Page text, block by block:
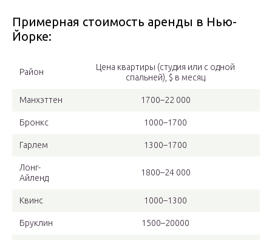
Примерная стоимость аренды в Нью-
Йорке:
Район
Цена квартиры (студия или с одной
спальней), $ в месяц
Манхэттен 1700–22 000
Бронкс 1000–1700
Гарлем 1300–1700
Лонг-
Айленд
1800–24 000
Квинс 1000–1300
Бруклин 1500–20000